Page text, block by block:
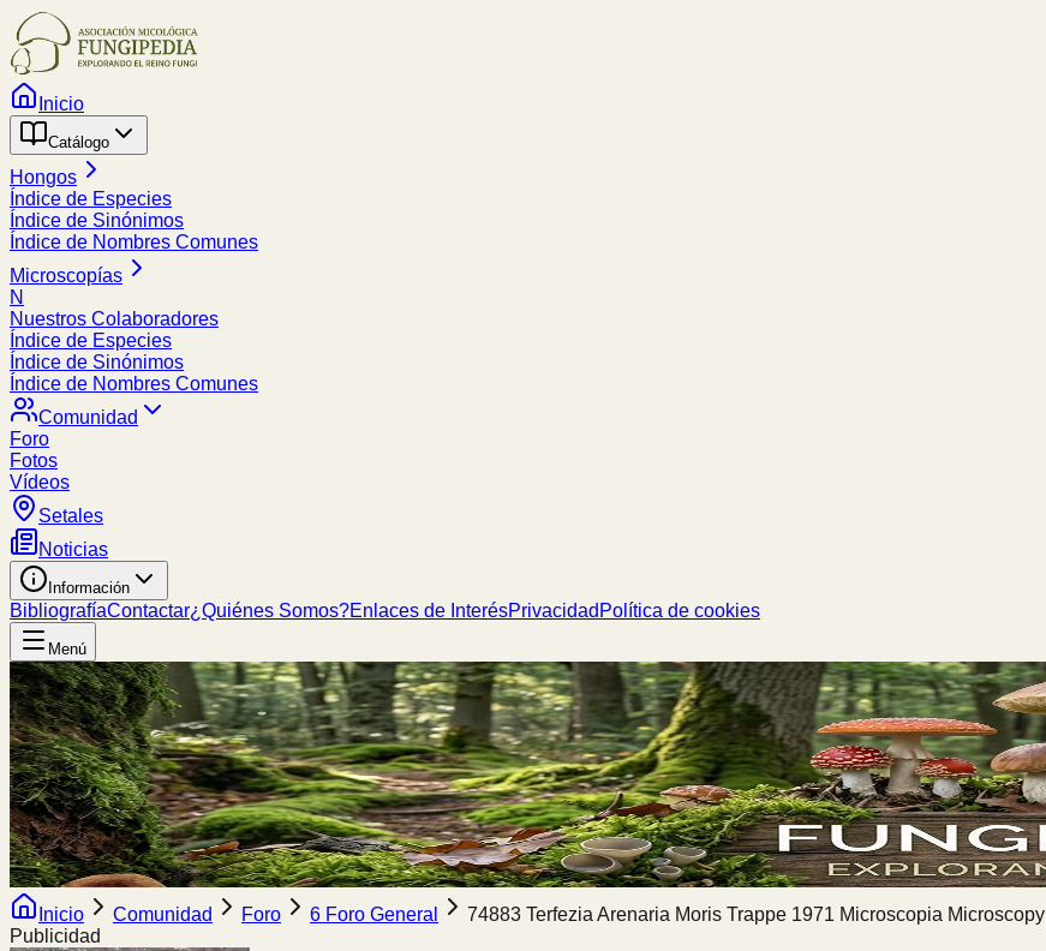
Inicio
Catálogo
Hongos
Índice de Especies
Índice de Sinónimos
Índice de Nombres Comunes
Microscopías
N
Nuestros Colaboradores
Índice de Especies
Índice de Sinónimos
Índice de Nombres Comunes
Comunidad
Foro
Fotos
Vídeos
Setales
Noticias
Información
BibliografíaContactar¿Quiénes Somos?Enlaces de InterésPrivacidad Política de cookies
Menú
Inicio Comunidad Foro 6 Foro General
74883 Terfezia Arenaria Moris Trappe 1971 Microscopia Microscopy
Publicidad